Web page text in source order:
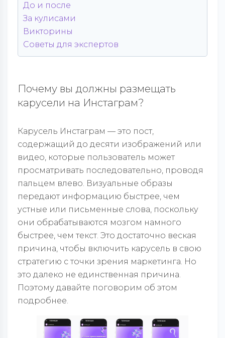
До и после
За кулисами
Викторины
Советы для экспертов
Почему вы должны размещать
карусели на Инстаграм?
Карусель Инстаграм — это пост,
содержащий до десяти изображений или
видео, которые пользователь может
просматривать последовательно, проводя
пальцем влево. Визуальные образы
передают информацию быстрее, чем
устные или письменные слова, поскольку
они обрабатываются мозгом намного
быстрее, чем текст. Это достаточно веская
причина, чтобы включить карусель в свою
стратегию с точки зрения маркетинга. Но
это далеко не единственная причина.
Поэтому давайте поговорим об этом
подробнее.